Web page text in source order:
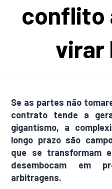
conflito
virar
Se as partes não
contrato tende a
gigantismo, a
longo prazo são
que se transformam
desembocam em
arbitragens.